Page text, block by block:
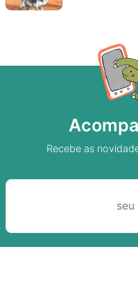
Recebe as